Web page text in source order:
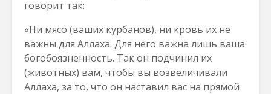
говорит так:
«Ни мясо (ваших курбанов), ни кровь их не
важны для Аллаха. Для него важна лишь ваша
богобоязненность. Так он подчинил их
(животных) вам, чтобы вы возвеличивали
Аллаха, за то, что он наставил вас на прямой